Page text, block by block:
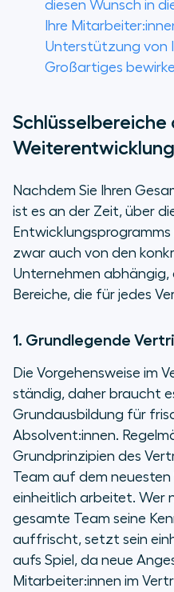
diesen Wunsch in
Ihre
Unterstützung von
Großartiges
Nachdem Sie Ihren
ist es an der Zeit, über
zwar auch von den
Unternehmen abhängig,
Bereiche, die für jedes
1. Grundlegende
Die Vorgehensweise im
ständig, daher braucht
Grundausbildung für
Absolvent:innen.
Grundprinzipien des
Team auf dem
einheitlich arbeitet. Wer
gesamte Team seine
auffrischt, setzt sein
aufs Spiel, da neue
Mitarbeiter:innen im